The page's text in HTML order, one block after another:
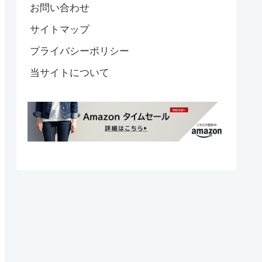
お問い合わせ
サイトマップ
プライバシーポリシー
当サイトについて